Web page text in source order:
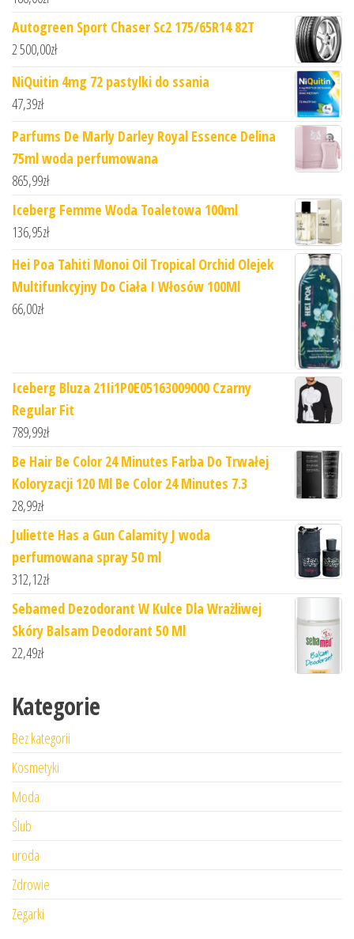
Autogreen Sport Chaser Sc2 175/65R14 82T
2 500,00zł
NiQuitin 4mg 72 pastylki do ssania
47,39zł
Parfums De Marly Darley Royal Essence Delina
75ml woda perfumowana
865,99zł
Iceberg Femme Woda Toaletowa 100ml
136,95zł
Hei Poa Tahiti Monoi Oil Tropical Orchid Olejek
Multifunkcyjny Do Ciała I Włosów 100Ml
66,00zł
Iceberg Bluza 21Ii1P0E05163009000 Czarny
Regular Fit
789,99zł
Be Hair Be Color 24 Minutes Farba Do Trwałej
Koloryzacji 120 Ml Be Color 24 Minutes 7.3
28,99zł
Juliette Has a Gun Calamity J woda
perfumowana spray 50 ml
312,12zł
Sebamed Dezodorant W Kulce Dla Wrażliwej
Skóry Balsam Deodorant 50 Ml
22,49zł
Kategorie
Bez kategorii
Kosmetyki
Moda
Ślub
uroda
Zdrowie
Zegarki